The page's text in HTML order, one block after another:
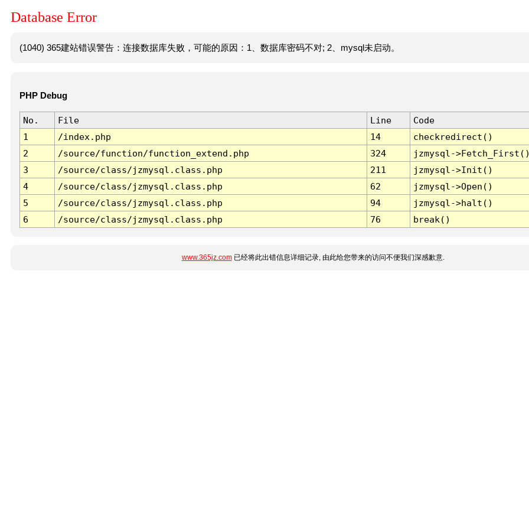
Database Error
(1040) 365建站错误警告：连接数据库失败，可能的原因：1、数据库密码不对; 2、mysql未启动。
PHP Debug
No. File Line
Code
1
/index.php 14
checkredirect()
2
/source/function/function_extend.php 324
jzmysql-
3
/source/class/jzmysql.class.php 211
jzmysql->Init()
4
/source/class/jzmysql.class.php 62
jzmysql->Open()
5
/source/class/jzmysql.class.php 94
jzmysql->halt()
6
/source/class/jzmysql.class.php 76 break()
www.365jz.com已经将此出错信息详细记录, 由此给您带来的访问不便我们深感歉意.